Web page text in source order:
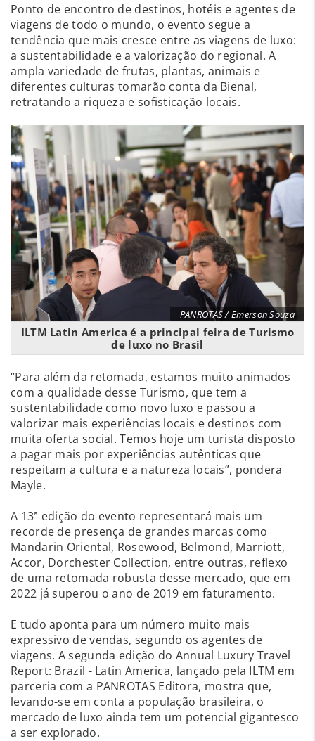
Ponto de encontro de destinos, hotéis e agentes de
viagens de todo o mundo, o evento segue a
tendência que mais cresce entre as viagens de luxo:
a sustentabilidade e a valorização do regional. A
ampla variedade de frutas, plantas, animais e
diferentes culturas tomarão conta da Bienal,
retratando a riqueza e sofisticação locais.
PANROTAS / Emerson Souza
ILTM Latin America é a principal feira de Turismo
de luxo no Brasil
“Para além da retomada, estamos muito animados
com a qualidade desse Turismo, que tem a
sustentabilidade como novo luxo e passou a
valorizar mais experiências locais e destinos com
muita oferta social. Temos hoje um turista disposto
a pagar mais por experiências autênticas que
respeitam a cultura e a natureza locais”, pondera
Mayle.
A 13ª edição do evento representará mais um
recorde de presença de grandes marcas como
Mandarin Oriental, Rosewood, Belmond, Marriott,
Accor, Dorchester Collection, entre outras, reflexo
de uma retomada robusta desse mercado, que em
2022 já superou o ano de 2019 em faturamento.
E tudo aponta para um número muito mais
expressivo de vendas, segundo os agentes de
viagens. A segunda edição do Annual Luxury Travel
Report: Brazil - Latin America, lançado pela ILTM em
parceria com a PANROTAS Editora, mostra que,
levando-se em conta a população brasileira, o
mercado de luxo ainda tem um potencial gigantesco
a ser explorado.